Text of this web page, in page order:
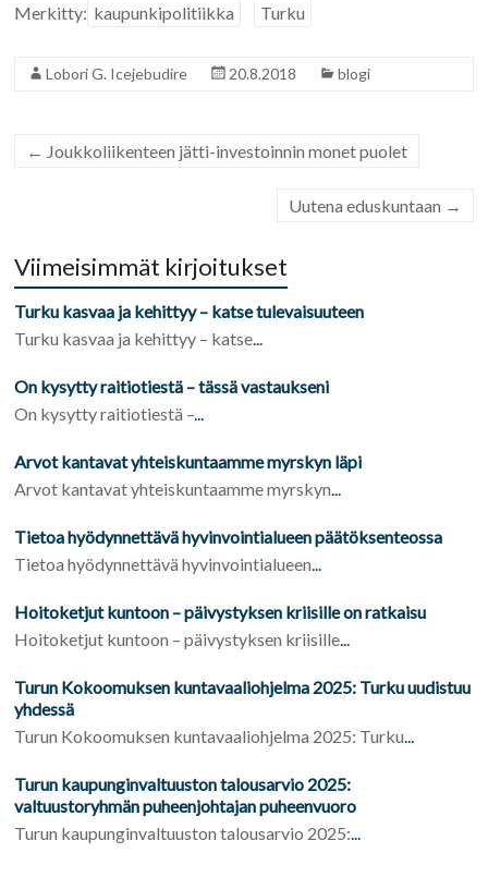
Merkitty: kaupunkipolitiikka Turku
Lobori G. Icejebudire 20.8.2018 blogi
← Joukkoliikenteen jätti-investoinnin monet puolet
Uutena eduskuntaan →
Viimeisimmät kirjoitukset
Turku kasvaa ja kehittyy – katse tulevaisuuteen
Turku kasvaa ja kehittyy – katse
On kysytty raitiotiestä – tässä vastaukseni
On kysytty raitiotiestä –
Arvot kantavat yhteiskuntaamme myrskyn läpi
Arvot kantavat yhteiskuntaamme myrskyn
Tietoa hyödynnettävä hyvinvointialueen päätöksenteossa
Tietoa hyödynnettävä hyvinvointialueen
Hoitoketjut kuntoon – päivystyksen kriisille on ratkaisu
Hoitoketjut kuntoon – päivystyksen kriisille
Turun Kokoomuksen kuntavaaliohjelma 2025: Turku uudistuu
yhdessä
Turun Kokoomuksen kuntavaaliohjelma 2025: Turku
Turun kaupunginvaltuuston talousarvio 2025:
valtuustoryhmän puheenjohtajan puheenvuoro
Turun kaupunginvaltuuston talousarvio 2025: